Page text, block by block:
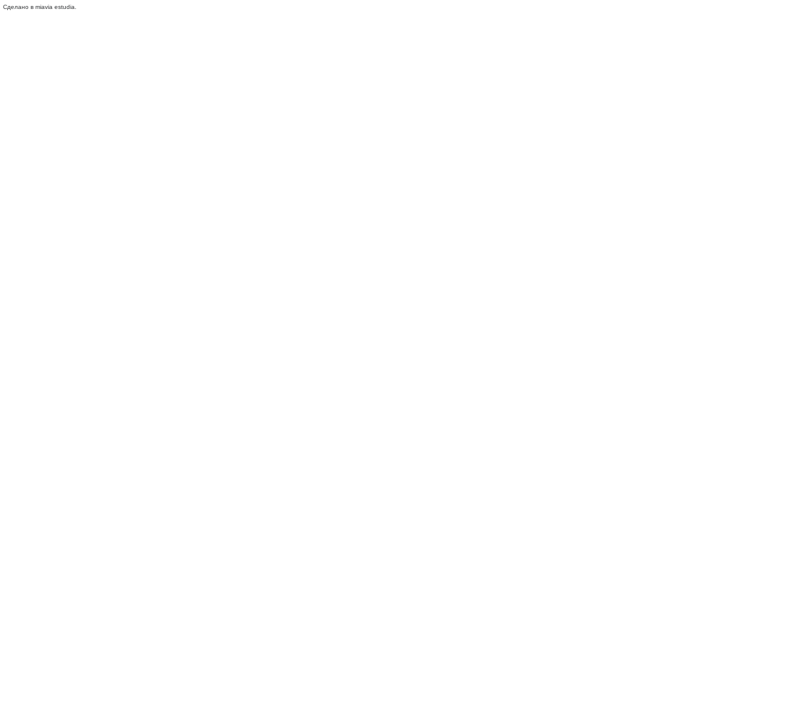
Сделано в miavia estudia.